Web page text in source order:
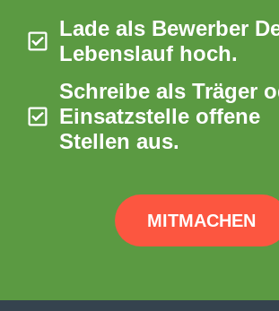
Lade als Bewerber
Lebenslauf hoch.
Schreibe als Träger
Einsatzstelle offene
Stellen aus.
MITMACHEN